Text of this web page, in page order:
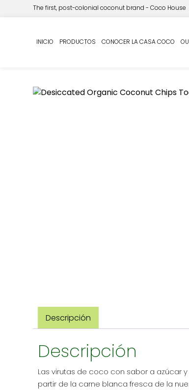
The first, post-colonial coconut brand - Coco House
INICIO PRODUCTOS CONOCER LA CASA COCO
Descripción
Descripción
Las virutas de coco con sabor a azúcar
partir de la carne blanca fresca de la